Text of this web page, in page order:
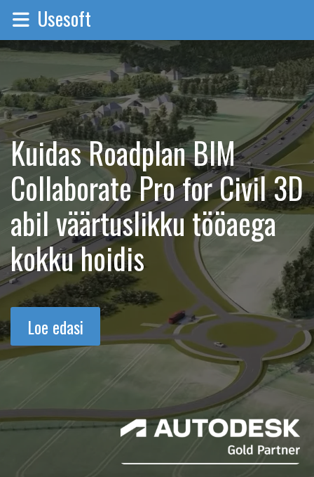
Usesoft
Kuidas Roadplan BIM
Collaborate Pro for Civil 3D
abil väärtuslikku tööaega
kokku hoidis
Loe edasi